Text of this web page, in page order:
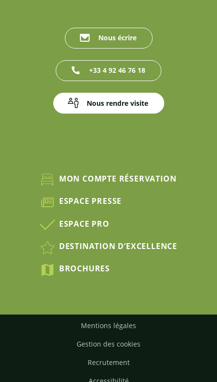
Nous écrire
+33 4 92 46 76 18
Nous rendre visite
MON COMPTE RÉSERVATION
ESPACE PRESSE
ESPACE PRO
DESTINATION D’EXCELLENCE
BROCHURES
Mentions légales
Gestion des cookies
Recrutement